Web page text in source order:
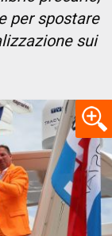
per spostare
sui